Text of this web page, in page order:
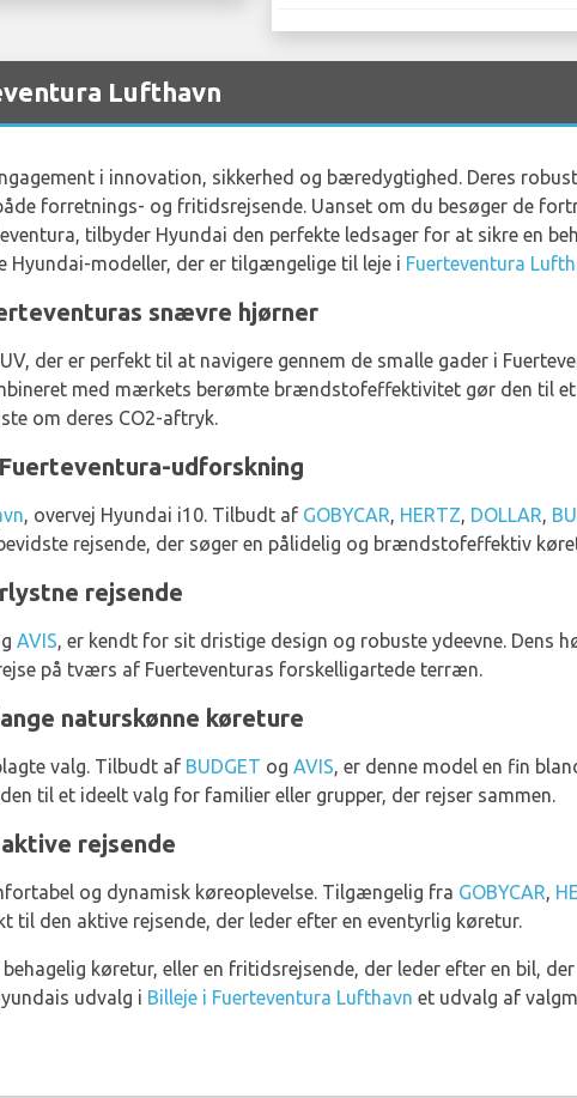
Lufthavn
i innovation, sikkerhed og bæredygtighed. Deres
forretnings- og fritidsrejsende. Uanset om du besøger de
tilbyder Hyundai den perfekte ledsager for at sikre en
modeller, der er tilgængelige til leje i Fuerteventura
snævre hjørner
der er perfekt til at navigere gennem de smalle gader i
med mærkets berømte brændstofeffektivitet gør den til et
om deres CO2-aftryk.
udforskning
, overvej Hyundai i10. Tilbudt af GOBYCAR, HERTZ, DOLLAR,
rejsende, der søger en pålidelig og brændstofeffektiv
rejsende
AVIS, er kendt for sit dristige design og robuste ydeevne. Dens
på tværs af Fuerteventuras forskelligartede terræn.
naturskønne køreture
valg. Tilbudt af BUDGET og AVIS, er denne model en fin
til et ideelt valg for familier eller grupper, der rejser sammen.
rejsende
og dynamisk køreoplevelse. Tilgængelig fra GOBYCAR,
til den aktive rejsende, der leder efter en eventyrlig køretur.
køretur, eller en fritidsrejsende, der leder efter en bil,
udvalg i Billeje i Fuerteventura Lufthavn et udvalg af